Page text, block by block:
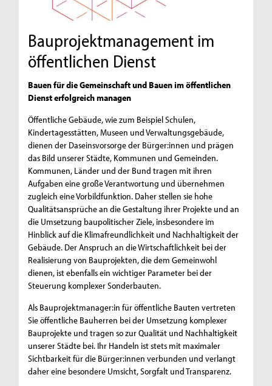
Bauprojektmanagement im
öffentlichen Dienst
Bauen für die Gemeinschaft und Bauen im öffentlichen
Dienst erfolgreich managen
Öffentliche Gebäude, wie zum Beispiel Schulen,
Kindertagesstätten, Museen und Verwaltungsgebäude,
dienen der Daseinsvorsorge der Bürger:innen und prägen
das Bild unserer Städte, Kommunen und Gemeinden.
Kommunen, Länder und der Bund tragen mit ihren
Aufgaben eine große Verantwortung und übernehmen
zugleich eine Vorbildfunktion. Daher stellen sie hohe
Qualitätsansprüche an die Gestaltung ihrer Projekte und an
die Umsetzung baupolitischer Ziele, insbesondere im
Hinblick auf die Klimafreundlichkeit und Nachhaltigkeit der
Gebäude. Der Anspruch an die Wirtschaftlichkeit bei der
Realisierung von Bauprojekten, die dem Gemeinwohl
dienen, ist ebenfalls ein wichtiger Parameter bei der
Steuerung komplexer Sonderbauten.
Als Bauprojektmanager:in für öffentliche Bauten vertreten
Sie öffentliche Bauherren bei der Umsetzung komplexer
Bauprojekte und tragen so zur Qualität und Nachhaltigkeit
unserer Städte bei. Ihr Handeln ist stets mit maximaler
Sichtbarkeit für die Bürger:innen verbunden und verlangt
daher eine besondere Umsicht, Sorgfalt und Transparenz.